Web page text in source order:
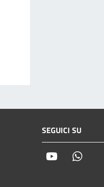
SEGUICI SU
Youtube